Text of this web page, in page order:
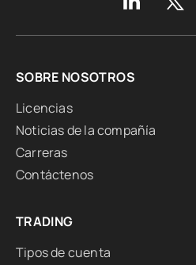
SOBRE NOSOTROS
Licencias
Noticias de la compañía
Carreras
Contáctenos
TRADING
Tipos de cuenta